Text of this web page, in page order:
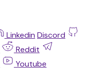
Linkedin Discord
Reddit
Youtube